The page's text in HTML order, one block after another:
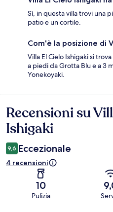
Sì, in questa villa trovi una
patio e un cortile.
Com'è la posizione di
Villa El Cielo Ishigaki si
a piedi da Grotta Blu e a 3
Yonekoyaki.
Recensioni
Recensioni su
Ishigaki
9,6 Eccezionale
4 recensioni
10
Pulizia